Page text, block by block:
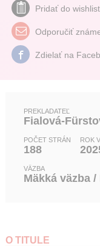
Pridať do
Odporučiť
Zdielať na
O TITULE
PREKLADATEĽ
Fialová-
POČET STRÁN
188
ROK
VÄZBA
Mäkká väzba